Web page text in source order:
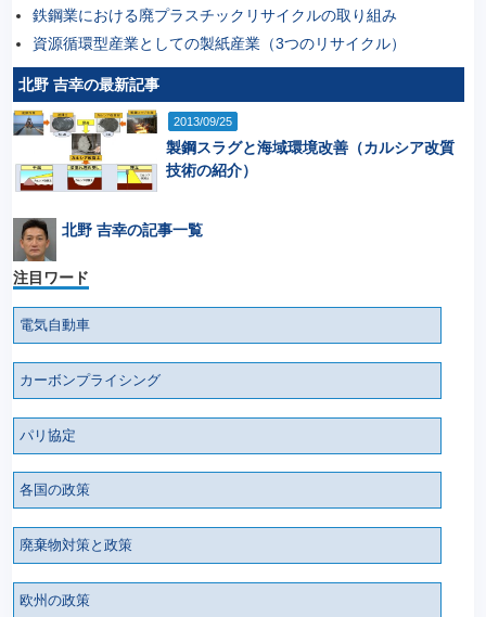
鉄鋼業における廃プラスチックリサイクルの取り組み
資源循環型産業としての製紙産業（3つのリサイクル）
北野 吉幸の最新記事
2013/09/25
製鋼スラグと海域環境改善（カルシア改質
技術の紹介）
北野 吉幸の記事一覧
注目ワード
電気自動車
カーボンプライシング
パリ協定
各国の政策
廃棄物対策と政策
欧州の政策